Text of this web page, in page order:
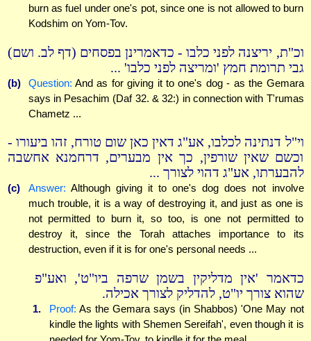
burn as fuel under one's pot, since one is not allowed to burn
Kodshim on Yom-Tov.
וכ"ת, יריצנה לפני כלבו - כדאמרינן בפסחים (דף לב. ושם)
גבי תרומת חמץ 'ומריצה לפני כלבו' ...
(b) Question: And as for giving it to one's dog - as the Gemara
says in Pesachim (Daf 32. & 32:) in connection with T'rumas
Chametz ...
וי"ל דנתינה לכלבו, אע"ג דאין כאן שום טורח, זהו ביעורו -
וכשם שאין שורפין, כך אין מבערים, דרחמנא אחשבה
להבערתו, אע"ג דהוי לצורך ...
(c) Answer: Although giving it to one's dog does not involve
much trouble, it is a way of destroying it, and just as one is
not permitted to burn it, so too, is one not permitted to
destroy it, since the Torah attaches importance to its
destruction, even if it is for one's personal needs ...
כדאמר 'אין מדליקין בשמן שרפה ביו"ט', ואע"פ
שהוא צורך יו"ט, להדליק לצורך אכילה.
1. Proof: As the Gemara says (in Shabbos) 'One May not
kindle the lights with Shemen Sereifah', even though it is